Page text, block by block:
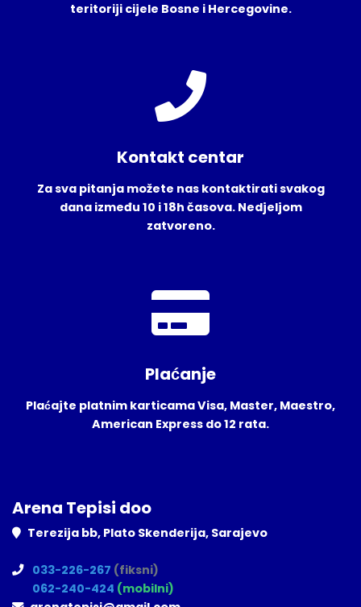
teritoriji cijele Bosne i Hercegovine.
Kontakt centar
Za sva pitanja možete nas kontaktirati svakog
dana između 10 i 18h časova. Nedjeljom
zatvoreno.
Plaćanje
Plaćajte platnim karticama Visa, Master, Maestro,
American Express do 12 rata.
Arena Tepisi doo
Terezija bb, Plato Skenderija, Sarajevo
033-226-267 (fiksni)
062-240-424 (mobilni)